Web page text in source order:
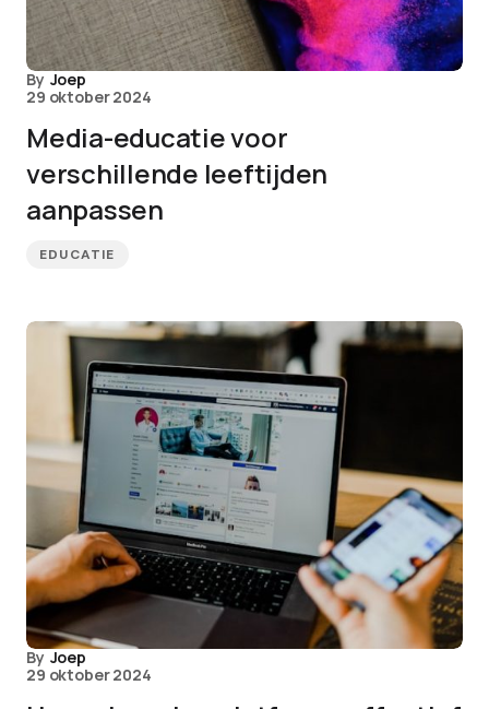
By Joep
29 oktober 2024
Media-educatie voor
verschillende leeftijden
aanpassen
EDUCATIE
By Joep
29 oktober 2024